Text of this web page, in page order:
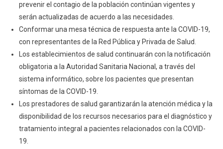
prevenir el contagio de la población continúan vigentes y
serán actualizadas de acuerdo a las necesidades.
Conformar una mesa técnica de respuesta ante la COVID-19,
con representantes de la Red Pública y Privada de Salud.
Los establecimientos de salud continuarán con la notificación
obligatoria a la Autoridad Sanitaria Nacional, a través del
sistema informático, sobre los pacientes que presentan
síntomas de la COVID-19.
Los prestadores de salud garantizarán la atención médica y la
disponibilidad de los recursos necesarios para el diagnóstico y
tratamiento integral a pacientes relacionados con la COVID-
19.